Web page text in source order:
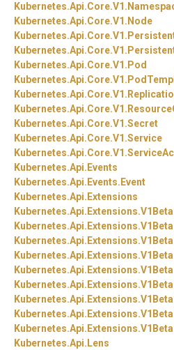
Kubernetes.Api.Core.V1.
Kubernetes.Api.Core.V1. Node
Kubernetes.Api.Core.V1.
Kubernetes.Api.Core.V1.
Kubernetes.Api.Core.V1. Pod
Kubernetes.Api.Core.V1.
Kubernetes.Api.Core.V1.
Kubernetes.Api.Core.V1.
Kubernetes.Api.Core.V1.Secret
Kubernetes.Api.Core.V1.Service
Kubernetes.Api.Core.V1.
Kubernetes.Api. Events
Kubernetes.Api. Events. Event
Kubernetes.Api. Extensions
Kubernetes.Api. Extensions.
Kubernetes.Api. Extensions.
Kubernetes.Api. Extensions.
Kubernetes.Api. Extensions.
Kubernetes.Api. Extensions.
Kubernetes.Api. Extensions.
Kubernetes.Api. Extensions.
Kubernetes.Api. Extensions.
Kubernetes.Api. Extensions.
Kubernetes.Api. Lens